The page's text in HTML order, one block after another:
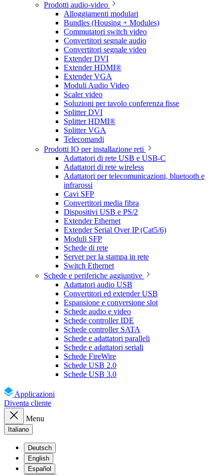
Prodotti audio-video
Alloggiamenti modulari
Bundles (Housing + Modules)
Commutatori switch video
Convertitori segnale audio
Convertitori segnale video
Extender DVI
Extender HDMI®
Extender VGA
Moduli Audio Video
Scaler video
Soluzioni per tavolo conferenza fisse
Splitter DVI
Splitter HDMI®
Splitter VGA
Telecomandi
Prodotti IO per installazione reti
Adattatori di rete USB e USB-C
Adattatori di rete wireless
Adattatori per telecomunicazioni, bluetooth e
infrarossi
Cavi SFP
Convertitori media fibra
Dispositivi USB e PS/2
Extender Ethernet
Extender Serial Over IP (Cat5/6)
Moduli SFP
Schede di rete
Server per la stampa in rete
Switch Ethernet
Schede e periferiche aggiuntive
Adattatori audio USB
Convertitori ed extender USB
Espansione e conversione slot
Schede audio e video
Schede controller IDE
Schede controller SATA
Schede e adattatori paralleli
Schede e adattatori seriali
Schede FireWire
Schede USB 2.0
Schede USB 3.0
Applicazioni
Diventa cliente
Menu
Italiano
Deutsch
English
Español